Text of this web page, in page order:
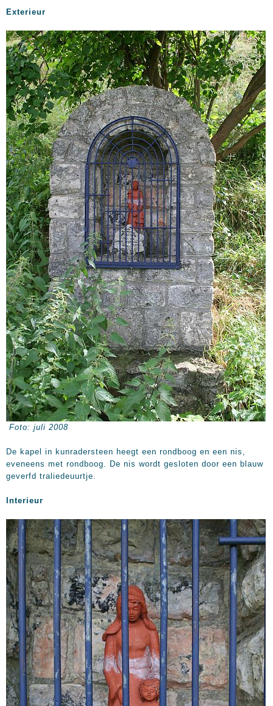
Exterieur
Foto: juli 2008
De kapel in kunradersteen heegt een rondboog en een nis,
eveneens met rondboog. De nis wordt gesloten door een blauw
geverfd traliedeuurtje.
Interieur